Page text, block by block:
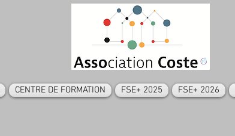
CENTRE DE FORMATION FSE+ 2025 FSE+ 2026